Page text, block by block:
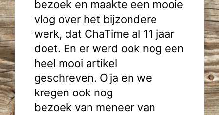
bezoek en maakte een mooie
vlog over het bijzondere
werk, dat ChaTime al 11 jaar
doet. En er werd ook nog een
heel mooi artikel
geschreven. O’ja en we
kregen ook nog
bezoek van meneer van